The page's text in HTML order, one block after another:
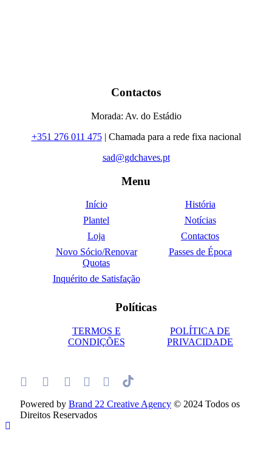
Contactos
Morada: Av. do Estádio
+351 276 011 475| Chamada para a rede fixa nacional
sad@gdchaves.pt
Menu
Início
História
Plantel
Notícias
Loja
Contactos
Novo Sócio/Renovar
Quotas
Passes de Época
Inquérito de Satisfação
Políticas
TERMOS E
CONDIÇÕES
POLÍTICA DE
PRIVACIDADE
Powered by Brand 22 Creative Agency © 2024 Todos os
Direitos Reservados